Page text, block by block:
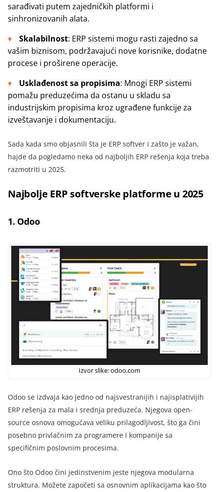
sarađivati putem zajedničkih platformi i
sinhronizovanih alata.
Skalabilnost: ERP sistemi mogu rasti zajedno sa
vašim biznisom, podržavajući nove korisnike, dodatne
procese i proširene operacije.
Usklađenost sa propisima: Mnogi ERP sistemi
pomažu preduzećima da ostanu u skladu sa
industrijskim propisima kroz ugrađene funkcije za
izveštavanje i dokumentaciju.
Sada kada smo objasnili šta je ERP softver i zašto je važan,
hajde da pogledamo neka od najboljih ERP rešenja koja treba
razmotriti u 2025.
Najbolje ERP softverske platforme u 2025
1. Odoo
Izvor slike: odoo.com
Odoo se izdvaja kao jedno od najsvestranijih i najisplativijih
ERP rešenja za mala i srednja preduzeća. Njegova open-
source osnova omogućava veliku prilagodljivost, što ga čini
posebno privlačnim za programere i kompanije sa
specifičnim poslovnim procesima.
Ono što Odoo čini jedinstvenim jeste njegova modularna
struktura. Možete započeti sa osnovnim aplikacijama kao što